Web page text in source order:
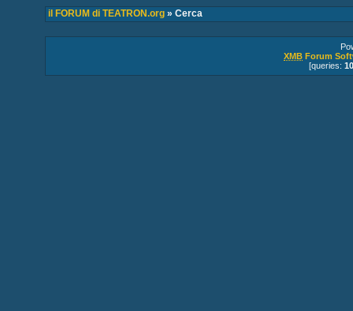
il FORUM di TEATRON.org» Cerca
XMB Forum
[queries: 10